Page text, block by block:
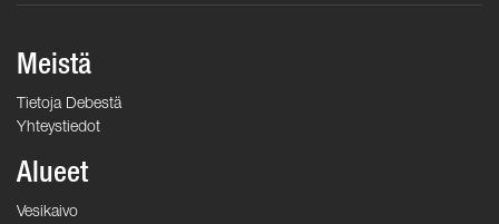
Meistä
Tietoja Debestä
Yhteystiedot
Alueet
Vesikaivo